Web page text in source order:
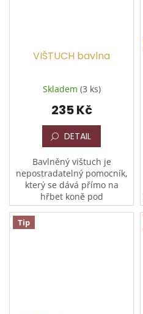
VIŠTUCH bavlna
Skladem (3 ks)
235 Kč
DETAIL
Bavlněný vištuch je
nepostradatelný pomocník,
který se dává přímo na
hřbet koně pod
podsedlovou dečku. Jeho
hlavním úkolem je efektivně
nasát pot, čímž chrání
Tip